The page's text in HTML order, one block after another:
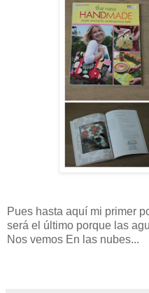
Pues hasta aquí mi primer
será el último porque las
Nos vemos En las nubes...